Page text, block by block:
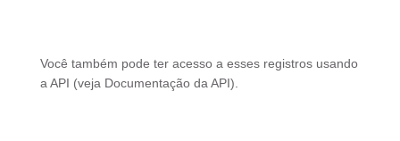
Você também pode ter acesso a esses registros usando
a API (veja Documentação da API ).